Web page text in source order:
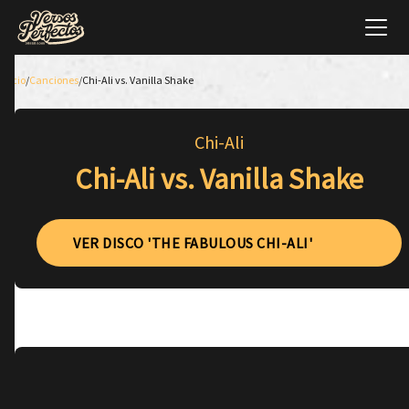
Inicio/Canciones/Chi-Ali vs. Vanilla Shake
Chi-Ali
Chi-Ali vs. Vanilla Shake
VER DISCO 'THE FABULOUS CHI-ALI'